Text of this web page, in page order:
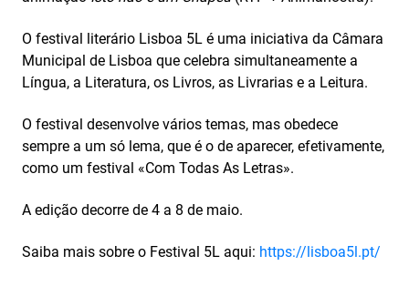
O festival literário Lisboa 5L é uma iniciativa da Câmara
Municipal de Lisboa que celebra simultaneamente a
Língua, a Literatura, os Livros, as Livrarias e a Leitura.
O festival desenvolve vários temas, mas obedece
sempre a um só lema, que é o de aparecer, efetivamente,
como um festival «Com Todas As Letras».
A edição decorre de 4 a 8 de maio.
Saiba mais sobre o Festival 5L aqui: https://lisboa5l.pt/